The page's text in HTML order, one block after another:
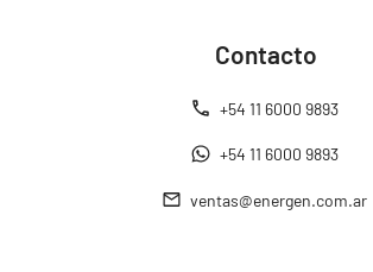
Contacto
+54 11 6000 9893
+54 11 6000 9893
ventas@energen.com.ar